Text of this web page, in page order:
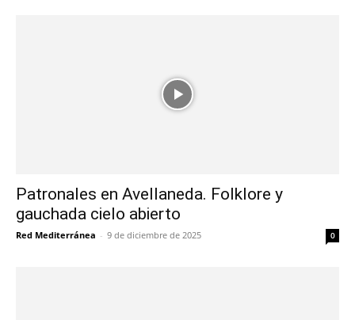
Patronales en Avellaneda. Folklore y
gauchada cielo abierto
Red Mediterránea - 9 de diciembre de 2025 0